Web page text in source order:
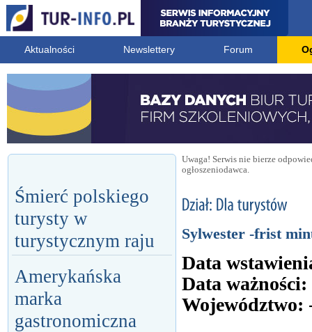
Aktualności Newslettery Forum
Śmierć polskiego
turysty w
turystycznym raju
Amerykańska
marka
gastronomiczna
Uwaga! Serwis nie bierze
ogłoszeniodawca.
Sylwester -frist
Data
Data ważności:
Województwo: